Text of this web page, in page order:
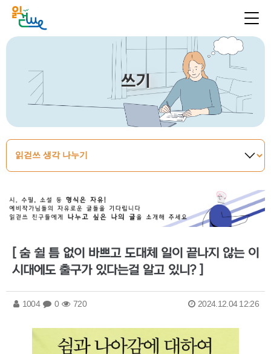
쓰기
[ 숨 쉴 틈 없이 바쁘고 도대체 일이 끝나지 않는 이
시대에도 출구가 있다는걸 알고 있니? ]
1004 0 720 2024.12.04 12:26